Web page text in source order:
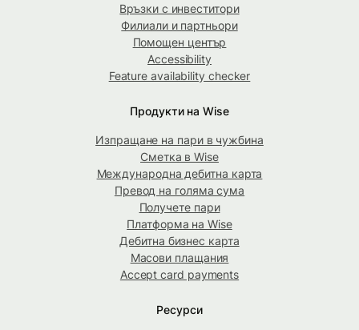
Връзки с инвеститори
Филиали и партньори
Помощен център
Accessibility
Feature availability checker
Продукти на Wise
Изпращане на пари в чужбина
Сметка в Wise
Международна дебитна карта
Превод на голяма сума
Получете пари
Платформа на Wise
Дебитна бизнес карта
Масови плащания
Accept card payments
Ресурси